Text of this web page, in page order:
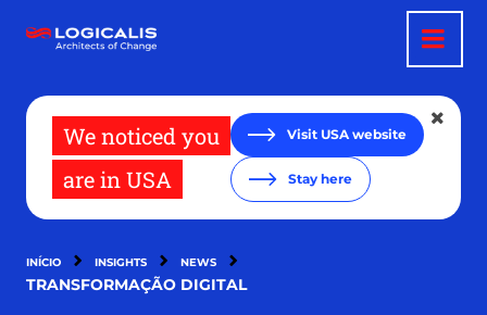
para
We noticed you
are in USA
Visit USA website
Stay here
INÍCIO INSIGHTS NEWS
TRANSFORMAÇÃO DIGITAL